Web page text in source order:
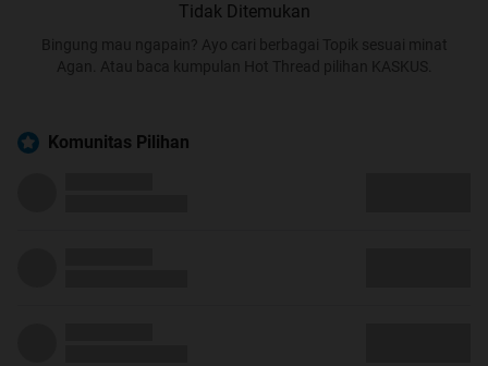
Tidak Ditemukan
Bingung mau ngapain? Ayo cari berbagai Topik sesuai minat
Agan. Atau baca kumpulan Hot Thread pilihan KASKUS.
Komunitas Pilihan